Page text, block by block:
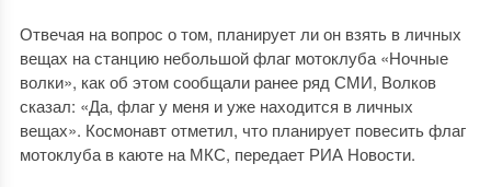
Отвечая на вопрос о том, планирует ли он взять в личных
вещах на станцию небольшой флаг мотоклуба «Ночные
волки», как об этом сообщали ранее ряд СМИ, Волков
сказал: «Да, флаг у меня и уже находится в личных
вещах». Космонавт отметил, что планирует повесить флаг
мотоклуба в каюте на МКС, передает РИА Новости.